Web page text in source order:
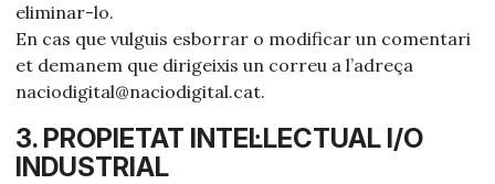
eliminar-lo.
En cas que vulguis esborrar o modificar un comentari
et demanem que dirigeixis un correu a l’adreça
naciodigital@naciodigital.cat.
3. PROPIETAT INTEL·LECTUAL I/O
INDUSTRIAL